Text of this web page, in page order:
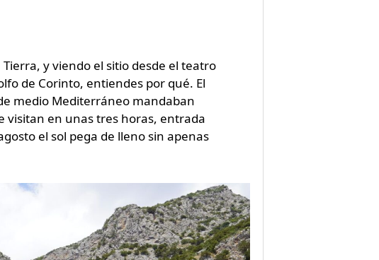
y viendo el sitio desde el teatro
de Corinto, entiendes por qué. El
medio Mediterráneo mandaban
visitan en unas tres horas, entrada
el sol pega de lleno sin apenas